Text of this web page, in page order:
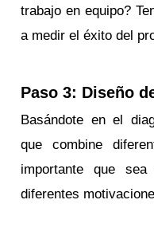
trabajo en equipo?
a medir el éxito del
Paso 3: Diseño
Basándote en el
que combine
importante que
diferentes